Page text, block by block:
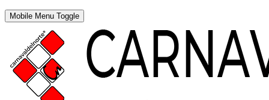
Mobile Menu Toggle